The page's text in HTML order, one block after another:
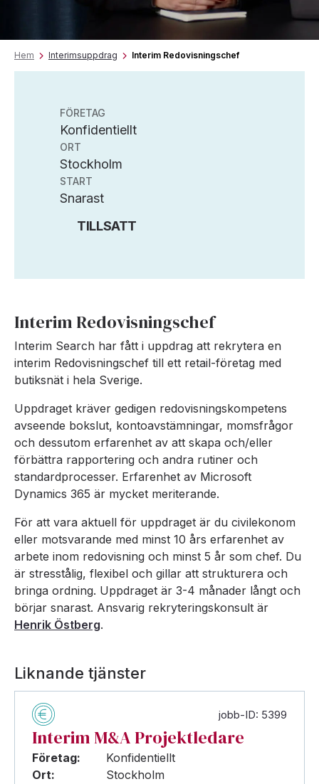
Hem Interimsuppdrag Interim Redovisningschef
FÖRETAG
Konfidentiellt
ORT
Stockholm
START
Snarast
TILLSATT
Interim Redovisningschef
Interim Search har fått i uppdrag att rekrytera en
interim Redovisningschef till ett retail-företag med
butiksnät i hela Sverige.
Uppdraget kräver gedigen redovisningskompetens
avseende bokslut, kontoavstämningar, momsfrågor
och dessutom erfarenhet av att skapa och/eller
förbättra rapportering och andra rutiner och
standardprocesser. Erfarenhet av Microsoft
Dynamics 365 är mycket meriterande.
För att vara aktuell för uppdraget är du civilekonom
eller motsvarande med minst 10 års erfarenhet av
arbete inom redovisning och minst 5 år som chef. Du
är stresstålig, flexibel och gillar att strukturera och
bringa ordning. Uppdraget är 3-4 månader långt och
börjar snarast. Ansvarig rekryteringskonsult är
Henrik Östberg.
Liknande tjänster
jobb-ID: 5399
Interim M&A Projektledare
Företag:
Konfidentiellt
Ort:
Stockholm